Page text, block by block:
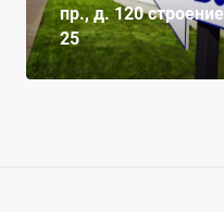
пр., д. 120 строение
25